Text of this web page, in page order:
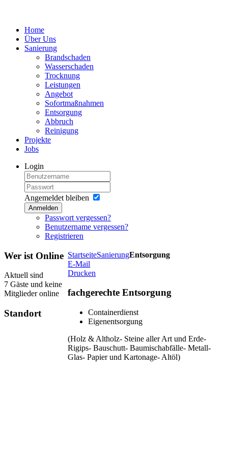
Home
Über Uns
Sanierung
Brandschaden
Wasserschaden
Trocknung
Leistungen
Angebot
Sofortmaßnahmen
Entsorgung
Abbruch
Reinigung
Projekte
Jobs
Login
Angemeldet bleiben
Anmelden
Passwort vergessen?
Benutzername vergessen?
Registrieren
StartseiteSanierungEntsorgung
E-Mail
Drucken
fachgerechte Entsorgung
Containerdienst
Eigenentsorgung
(Holz & Altholz- Steine aller Art und Erde-
Rigips- Bauschutt- Baumischabfälle- Metall-
Glas- Papier und Kartonage- Altöl)
Wer ist Online
Aktuell sind
7 Gäste und keine
Mitglieder online
Standort